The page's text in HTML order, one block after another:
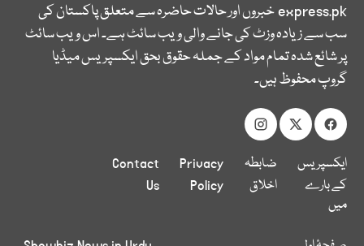
express.pkخبروں اور حالات حاضرہ سے متعلق پاکستان کی
سب سے زیادہ وزٹ کی جانے والی ویب سائٹ ہے۔ اس ویب سائٹ
پر شائع شدہ تمام مواد کے جملہ حقوق بحق ایکسپریس میڈیا
گروپ محفوظ ہیں۔
ایکسپریس
کے بارے
میں
ضابطہ
اخلاق
Privacy
Policy
Contact
Us